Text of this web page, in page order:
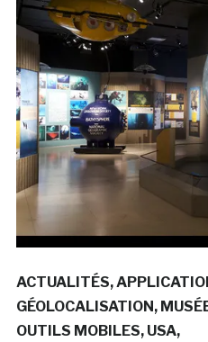
ACTUALITÉS
GÉOLOCALISATION
OUTILS MOBILES USA